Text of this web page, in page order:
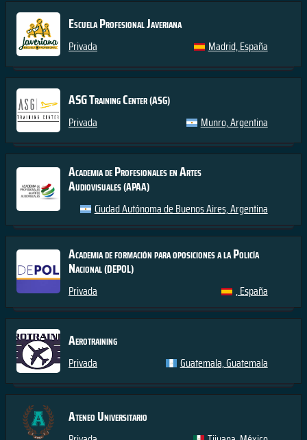
Escuela Profesional Javeriana
Privada Madrid, España
ASG Training Center(ASG)
Privada Munro, Argentina
Academia de Profesionales en Artes
Audiovisuales(APAA)
Ciudad Autónoma de Buenos Aires, Argentina
Academia de formación para oposiciones a la Policía
Nacional(DEPOL)
Privada , España
Aerotraining
Privada Guatemala, Guatemala
Ateneo Universitario